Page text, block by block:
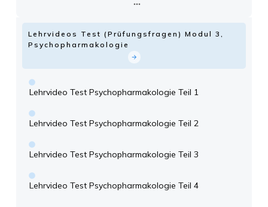
Lehrvideos Test (Prüfungsfragen) Modul 3,
Psychopharmakologie
Lehrvideo Test Psychopharmakologie Teil 1
Lehrvideo Test Psychopharmakologie Teil 2
Lehrvideo Test Psychopharmakologie Teil 3
Lehrvideo Test Psychopharmakologie Teil 4